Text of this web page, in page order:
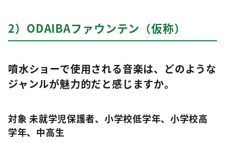
2）ODAIBAファウンテン（仮称）
噴水ショーで使用される音楽は、どのような
ジャンルが魅力的だと感じますか。
対象 未就学児保護者、小学校低学年、小学校高
学年、中高生